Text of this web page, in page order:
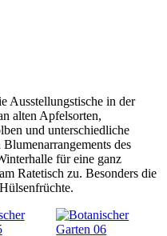
Ausstellungstische in der
alten Apfelsorten,
und unterschiedliche
des
für eine ganz
Ratetisch zu. Besonders die